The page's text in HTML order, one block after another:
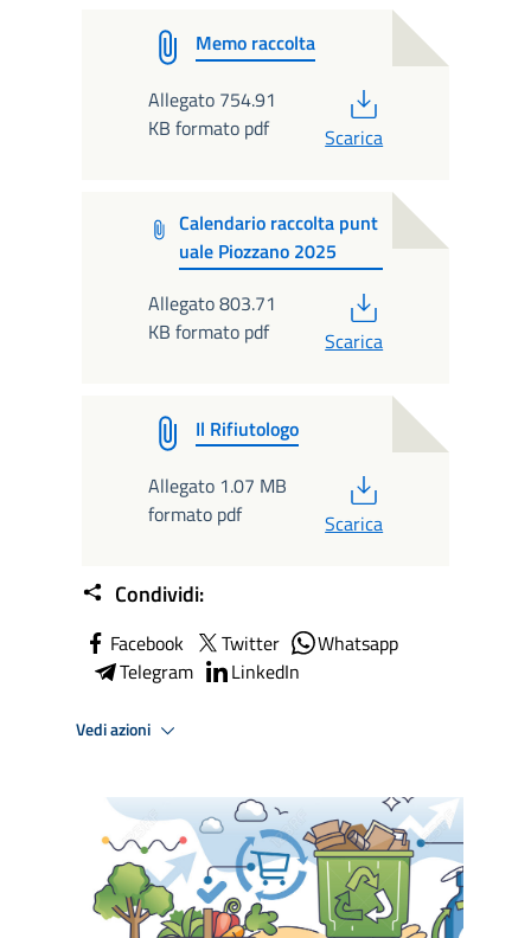
Memo raccolta
Allegato 754.91
KB formato pdf
Scarica
Calendario raccolta punt
uale Piozzano 2025
Allegato 803.71
KB formato pdf
Scarica
Il Rifiutologo
Allegato 1.07 MB
formato pdf
Scarica
Condividi:
Facebook Twitter
Whatsapp
Telegram
LinkedIn
Vedi azioni